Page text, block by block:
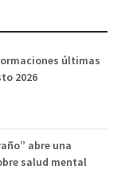
últimas
2026
abre una
salud mental